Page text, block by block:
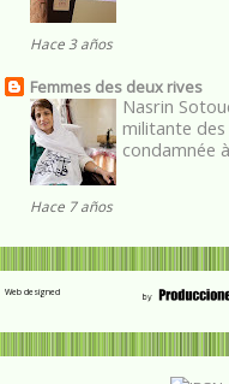
Hace 3 años
Femmes des deux rives
Nasrin
militante
condamnée
Hace 7 años
Web designed